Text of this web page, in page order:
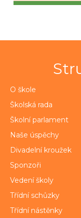
O škole
Školská rada
Školní parlament
Naše úspěchy
Divadelní kroužek
Sponzoři
Vedení školy
Třídní schůzky
Třídní nástěnky